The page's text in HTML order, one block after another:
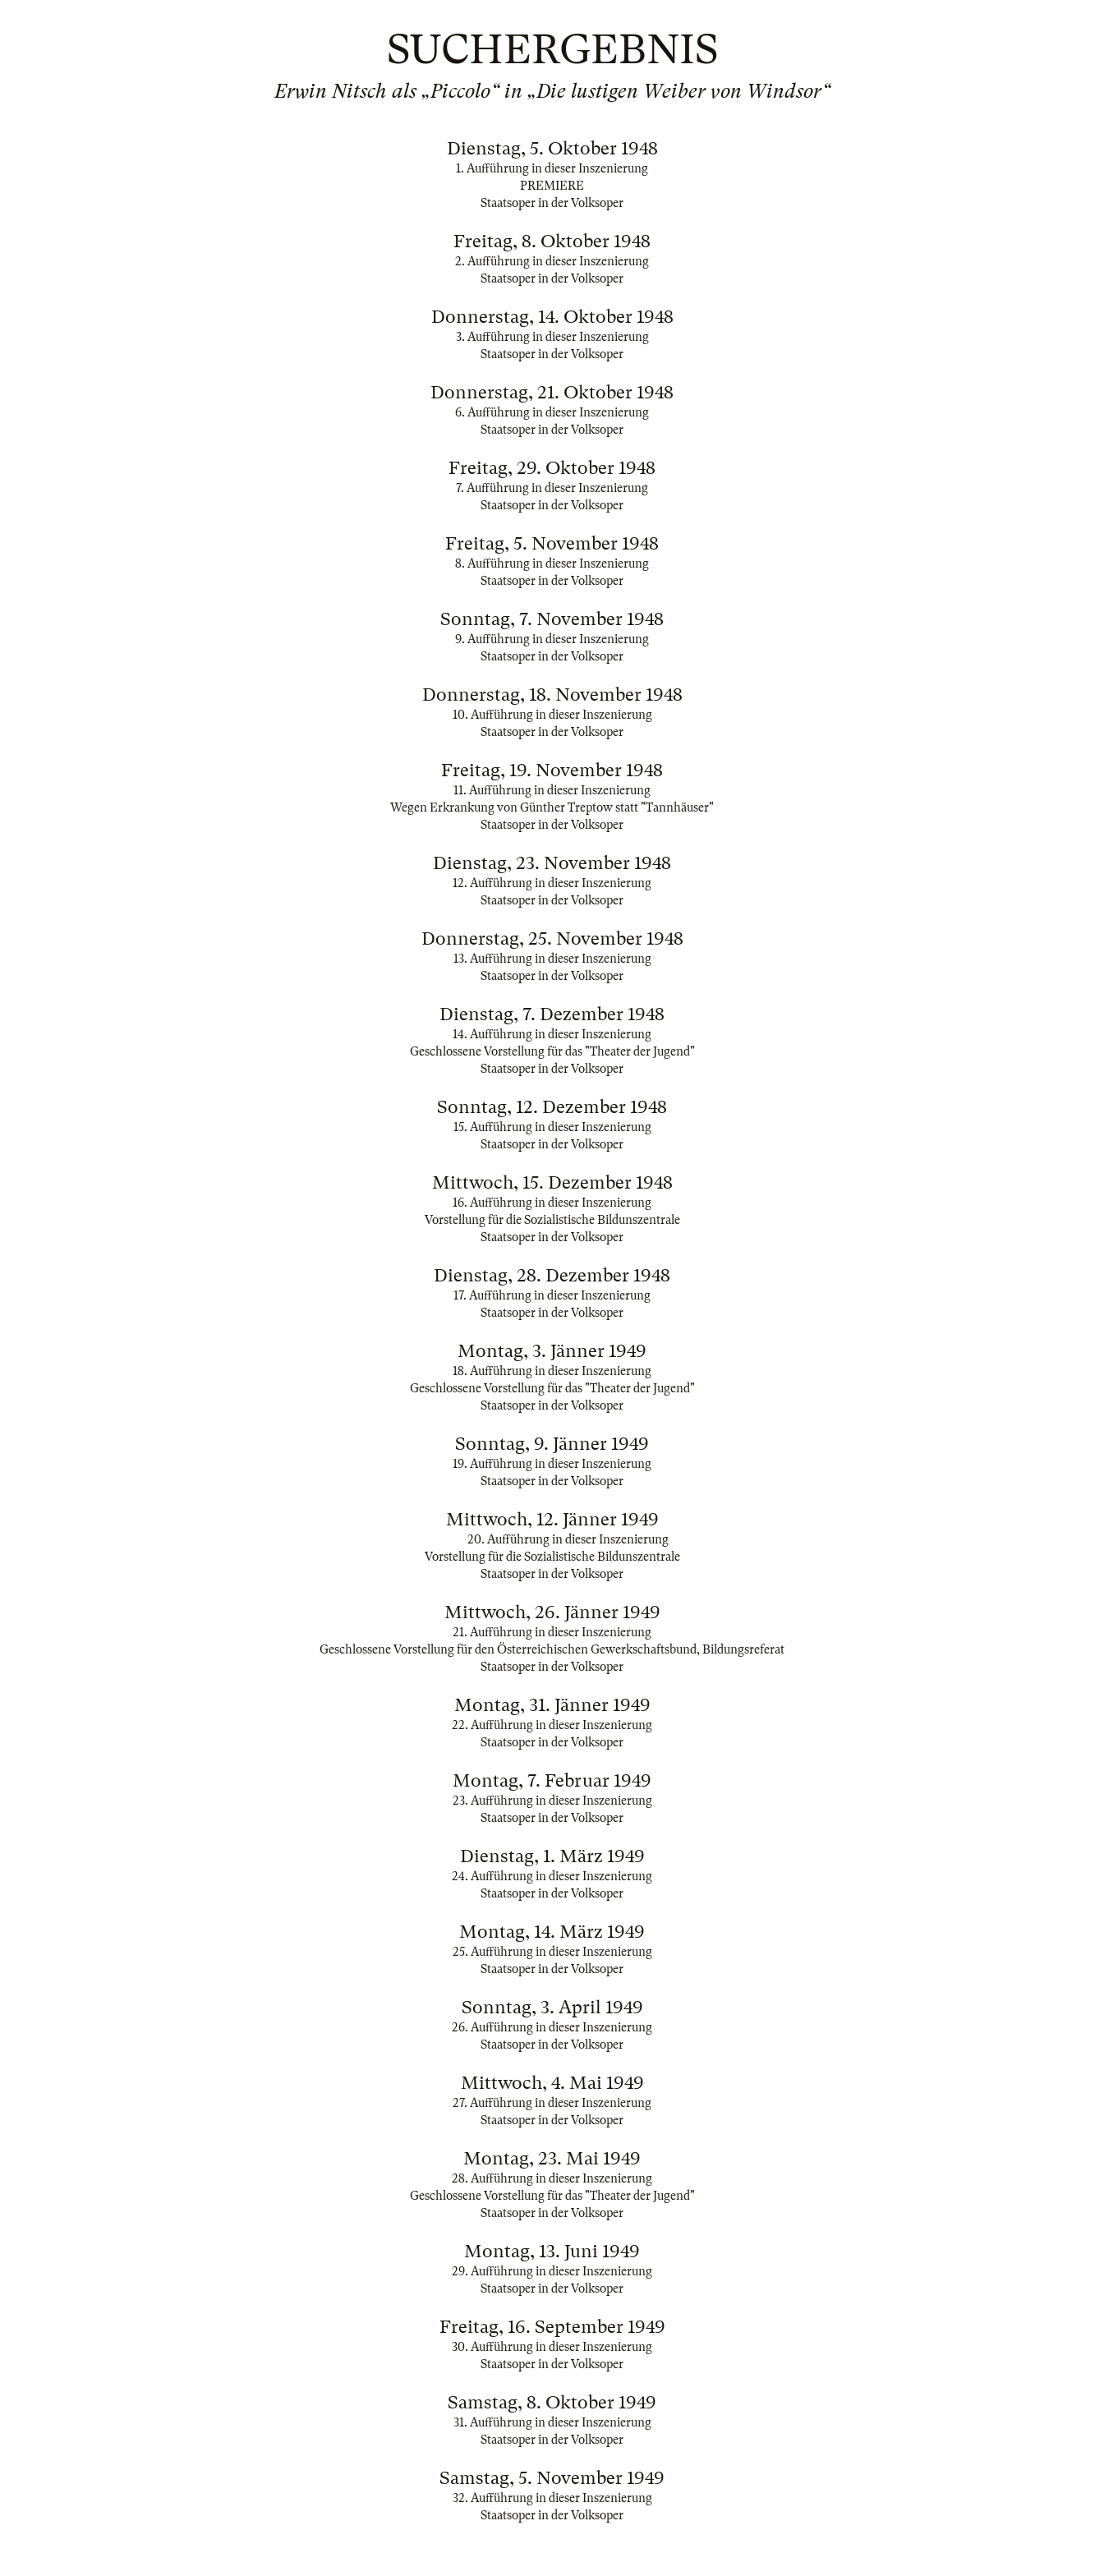
SUCHERGEBNIS
Erwin Nitsch als „Piccolo“ in „Die lustigen Weiber von Windsor“
Dienstag, 5. Oktober 1948
1. Aufführung in dieser Inszenierung
PREMIERE
Staatsoper in der Volksoper
Freitag, 8. Oktober 1948
2. Aufführung in dieser Inszenierung
Staatsoper in der Volksoper
Donnerstag, 14. Oktober 1948
3. Aufführung in dieser Inszenierung
Staatsoper in der Volksoper
Donnerstag, 21. Oktober 1948
6. Aufführung in dieser Inszenierung
Staatsoper in der Volksoper
Freitag, 29. Oktober 1948
7. Aufführung in dieser Inszenierung
Staatsoper in der Volksoper
Freitag, 5. November 1948
8. Aufführung in dieser Inszenierung
Staatsoper in der Volksoper
Sonntag, 7. November 1948
9. Aufführung in dieser Inszenierung
Staatsoper in der Volksoper
Donnerstag, 18. November 1948
10. Aufführung in dieser Inszenierung
Staatsoper in der Volksoper
Freitag, 19. November 1948
11. Aufführung in dieser Inszenierung
Wegen Erkrankung von Günther Treptow statt "Tannhäuser"
Staatsoper in der Volksoper
Dienstag, 23. November 1948
12. Aufführung in dieser Inszenierung
Staatsoper in der Volksoper
Donnerstag, 25. November 1948
13. Aufführung in dieser Inszenierung
Staatsoper in der Volksoper
Dienstag, 7. Dezember 1948
14. Aufführung in dieser Inszenierung
Geschlossene Vorstellung für das "Theater der Jugend"
Staatsoper in der Volksoper
Sonntag, 12. Dezember 1948
15. Aufführung in dieser Inszenierung
Staatsoper in der Volksoper
Mittwoch, 15. Dezember 1948
16. Aufführung in dieser Inszenierung
Vorstellung für die Sozialistische Bildunszentrale
Staatsoper in der Volksoper
Dienstag, 28. Dezember 1948
17. Aufführung in dieser Inszenierung
Staatsoper in der Volksoper
Montag, 3. Jänner 1949
18. Aufführung in dieser Inszenierung
Geschlossene Vorstellung für das "Theater der Jugend"
Staatsoper in der Volksoper
Sonntag, 9. Jänner 1949
19. Aufführung in dieser Inszenierung
Staatsoper in der Volksoper
Mittwoch, 12. Jänner 1949
20. Aufführung in dieser Inszenierung
Vorstellung für die Sozialistische Bildunszentrale
Staatsoper in der Volksoper
Mittwoch, 26. Jänner 1949
21. Aufführung in dieser Inszenierung
Geschlossene Vorstellung für den Österreichischen Gewerkschaftsbund, Bildungsreferat
Staatsoper in der Volksoper
Montag, 31. Jänner 1949
22. Aufführung in dieser Inszenierung
Staatsoper in der Volksoper
Montag, 7. Februar 1949
23. Aufführung in dieser Inszenierung
Staatsoper in der Volksoper
Dienstag, 1. März 1949
24. Aufführung in dieser Inszenierung
Staatsoper in der Volksoper
Montag, 14. März 1949
25. Aufführung in dieser Inszenierung
Staatsoper in der Volksoper
Sonntag, 3. April 1949
26. Aufführung in dieser Inszenierung
Staatsoper in der Volksoper
Mittwoch, 4. Mai 1949
27. Aufführung in dieser Inszenierung
Staatsoper in der Volksoper
Montag, 23. Mai 1949
28. Aufführung in dieser Inszenierung
Geschlossene Vorstellung für das "Theater der Jugend"
Staatsoper in der Volksoper
Montag, 13. Juni 1949
29. Aufführung in dieser Inszenierung
Staatsoper in der Volksoper
Freitag, 16. September 1949
30. Aufführung in dieser Inszenierung
Staatsoper in der Volksoper
Samstag, 8. Oktober 1949
31. Aufführung in dieser Inszenierung
Staatsoper in der Volksoper
Samstag, 5. November 1949
32. Aufführung in dieser Inszenierung
Staatsoper in der Volksoper